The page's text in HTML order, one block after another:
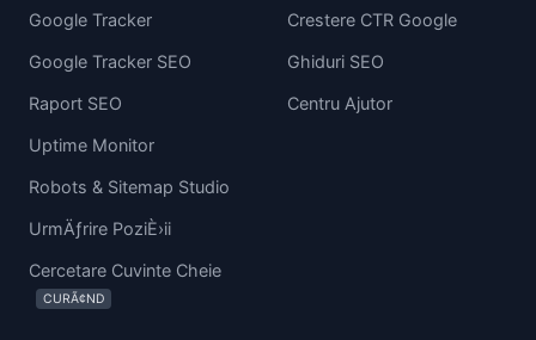
Google Tracker
Google Tracker SEO
Raport SEO
Uptime Monitor
Robots & Sitemap Studio
UrmÄƒrire PoziÈ›ii
Cercetare Cuvinte Cheie
CURÃ¢ND
Crestere CTR Google
Ghiduri SEO
Centru Ajutor